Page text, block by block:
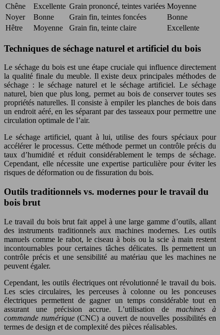
Chêne
Excellente Grain prononcé, teintes variées Moyenne
Noyer
Bonne Grain fin, teintes foncées
Bonne
Hêtre
Moyenne Grain fin, teinte claire Excellente
Techniques de séchage naturel et artificiel du bois
Le séchage du bois est une étape cruciale qui influence directement
la qualité finale du meuble. Il existe deux principales méthodes de
séchage : le séchage naturel et le séchage artificiel. Le séchage
naturel, bien que plus long, permet au bois de conserver toutes ses
propriétés naturelles. Il consiste à empiler les planches de bois dans
un endroit aéré, en les séparant par des tasseaux pour permettre une
circulation optimale de l’air.
Le séchage artificiel, quant à lui, utilise des fours spéciaux pour
accélérer le processus. Cette méthode permet un contrôle précis du
taux d’humidité et réduit considérablement le temps de séchage.
Cependant, elle nécessite une expertise particulière pour éviter les
risques de déformation ou de fissuration du bois.
Outils traditionnels vs. modernes pour le travail du
bois brut
Le travail du bois brut fait appel à une large gamme d’outils, allant
des instruments traditionnels aux machines modernes. Les outils
manuels comme le rabot, le ciseau à bois ou la scie à main restent
incontournables pour certaines tâches délicates. Ils permettent un
contrôle précis et une sensibilité au matériau que les machines ne
peuvent égaler.
Cependant, les outils électriques ont révolutionné le travail du bois.
Les scies circulaires, les perceuses à colonne ou les ponceuses
électriques permettent de gagner un temps considérable tout en
assurant une précision accrue. L’utilisation de machines à
commande numérique (CNC) a ouvert de nouvelles possibilités en
termes de design et de complexité des pièces réalisables.